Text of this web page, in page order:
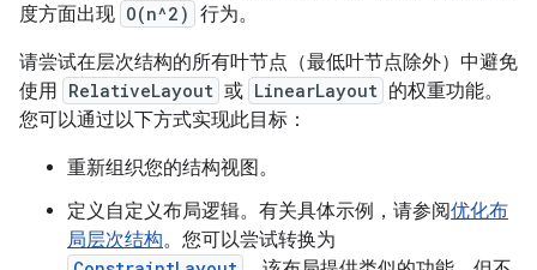
度方面出现 O(n^2) 行为。
请尝试在层次结构的所有叶节点（最低叶节点除外）中避免
使用 RelativeLayout 或 LinearLayout 的权重功能。
您可以通过以下方式实现此目标：
重新组织您的结构视图。
定义自定义布局逻辑。有关具体示例，请参阅优化布
局层次结构。您可以尝试转换为